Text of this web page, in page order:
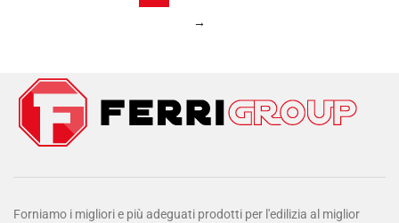
→
Forniamo i migliori e più adeguati prodotti per l'edilizia al miglior